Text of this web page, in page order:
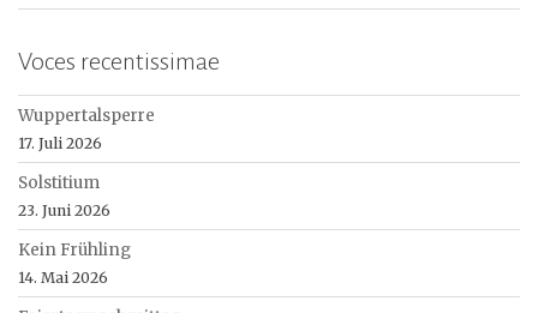
Voces recentissimae
Wuppertalsperre
17. Juli 2026
Solstitium
23. Juni 2026
Kein Frühling
14. Mai 2026